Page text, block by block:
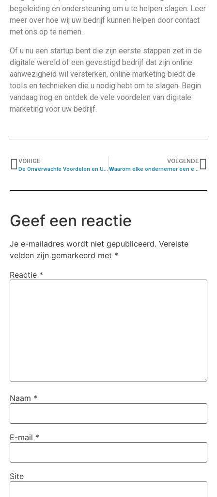
begeleiding en ondersteuning om u te helpen slagen. Leer
meer over hoe wij uw bedrijf kunnen helpen door contact
met ons op te nemen.
Of u nu een startup bent die zijn eerste stappen zet in de
digitale wereld of een gevestigd bedrijf dat zijn online
aanwezigheid wil versterken, online marketing biedt de
tools en technieken die u nodig hebt om te slagen. Begin
vandaag nog en ontdek de vele voordelen van digitale
marketing voor uw bedrijf.
VORIGE
De Onverwachte Voordelen en Uitdagingen van Ondernemerschap
VOLGENDE
Waarom elke ondernemer een eigen website nodig heeft
Geef een reactie
Je e-mailadres wordt niet gepubliceerd. Vereiste
velden zijn gemarkeerd met *
Reactie *
Naam *
E-mail *
Site